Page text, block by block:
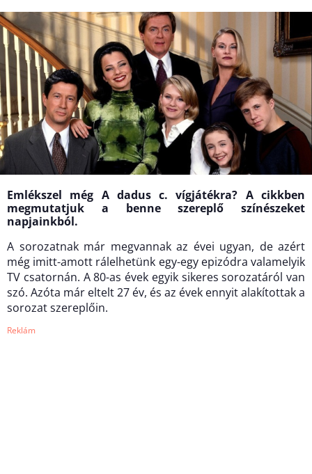
Emlékszel még A dadus c. vígjátékra? A cikkben
megmutatjuk a benne szereplő színészeket
napjainkból.
A sorozatnak már megvannak az évei ugyan, de azért
még imitt-amott rálelhetünk egy-egy epizódra valamelyik
TV csatornán. A 80-as évek egyik sikeres sorozatáról van
szó. Azóta már eltelt 27 év, és az évek ennyit alakítottak a
sorozat szereplőin.
Reklám